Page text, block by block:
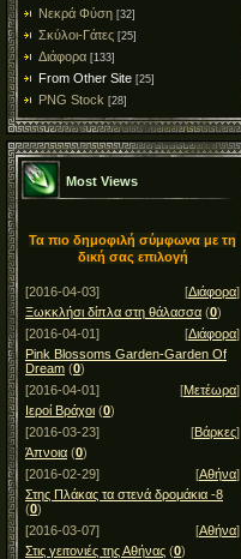
Νεκρά Φύση [32]
Σκύλοι-Γάτες [25]
Διάφορα [133]
From Other Site [25]
PNG Stock [28]
Most Views
Τα πιο δημοφιλή σύμφωνα με τη
δική σας επιλογή
[2016-04-03] [Διάφορα]
Ξωκκλήσι δίπλα στη θάλασσα (0)
[2016-04-01]
[Διάφορα]
Pink Blossoms Garden-Garden Of
Dream (0)
[2016-04-01]
[Μετέωρα]
Ιεροί Βράχοι (0)
[2016-03-23]
[Βάρκες]
Άπνοια (0)
[2016-02-29]
[Αθήνα]
Στης Πλάκας τα στενά δρομάκια -8
(0)
[2016-03-07]
[Αθήνα]
Στις γειτονιές της Αθήνας (0)